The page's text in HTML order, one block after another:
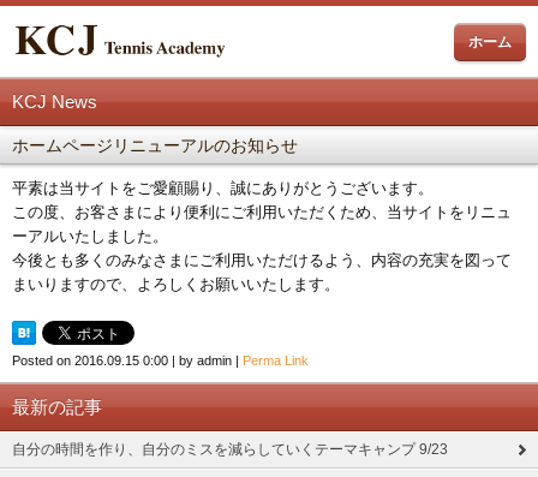
ホーム
KCJ News
ホームページリニューアルのお知らせ
平素は当サイトをご愛顧賜り、誠にありがとうございます。
この度、お客さまにより便利にご利用いただくため、当サイトをリニュ
ーアルいたしました。
今後とも多くのみなさまにご利用いただけるよう、内容の充実を図って
まいりますので、よろしくお願いいたします。
Posted on 2016.09.15 0:00 | by admin | Perma Link
最新の記事
自分の時間を作り、自分のミスを減らしていくテーマキャンプ 9/23